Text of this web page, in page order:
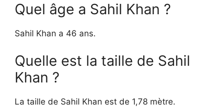
Quel âge a Sahil Khan ?
Sahil Khan a 46 ans.
Quelle est la taille de Sahil
Khan ?
La taille de Sahil Khan est de 1,78 mètre.